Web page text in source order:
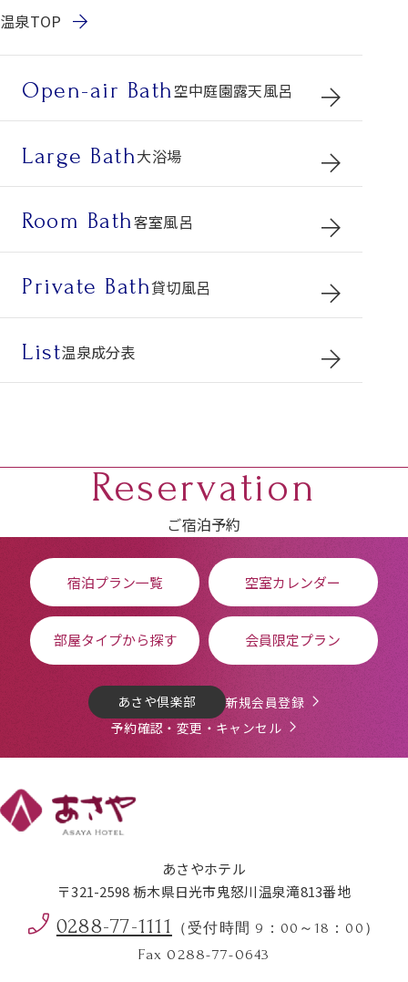
温泉TOP
Open-air Bath空中庭園露天風呂
Large Bath大浴場
Room Bath客室風呂
Private Bath貸切風呂
List温泉成分表
Reservation
ご宿泊予約
宿泊プラン一覧 空室カレンダー
部屋タイプから探す 会員限定プラン
あさや倶楽部
新規会員登録
予約確認・変更・キャンセル
あさやホテル
〒321-2598 栃木県日光市鬼怒川温泉滝813番地
0288-77-1111 （受付時間 9：00～18：00）
Fax 0288-77-0643